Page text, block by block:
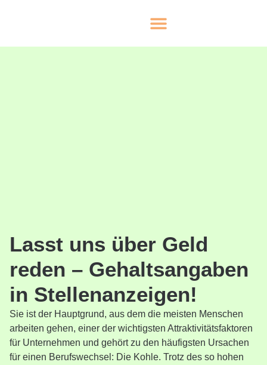
Lasst uns über Geld
reden – Gehaltsangaben
in Stellenanzeigen!
Sie ist der Hauptgrund, aus dem die meisten Menschen
arbeiten gehen, einer der wichtigsten Attraktivitätsfaktoren
für Unternehmen und gehört zu den häufigsten Ursachen
für einen Berufswechsel: Die Kohle. Trotz des so hohen